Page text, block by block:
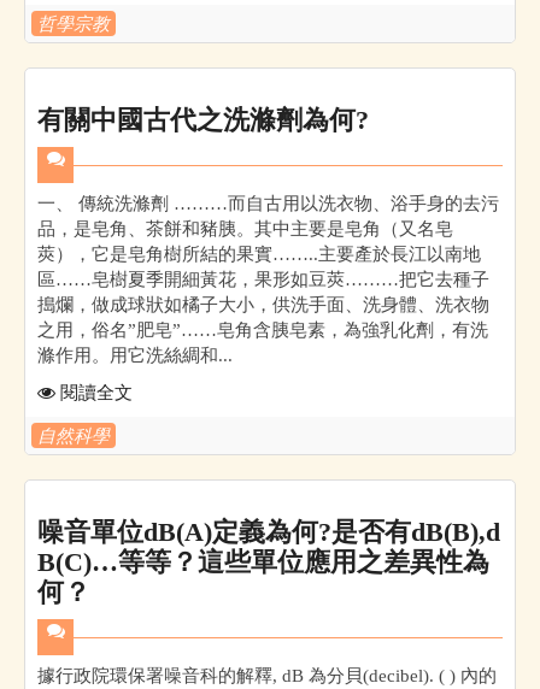
哲學宗教
有關中國古代之洗滌劑為何?
一、 傳統洗滌劑 ………而自古用以洗衣物、浴手身的去污
品，是皂角、茶餅和豬胰。其中主要是皂角（又名皂
莢），它是皂角樹所結的果實……..主要產於長江以南地
區……皂樹夏季開細黃花，果形如豆莢………把它去種子
搗爛，做成球狀如橘子大小，供洗手面、洗身體、洗衣物
之用，俗名”肥皂”……皂角含胰皂素，為強乳化劑，有洗
滌作用。用它洗絲綢和...
閱讀全文
自然科學
噪音單位dB(A)定義為何?是否有dB(B),d
B(C)…等等？這些單位應用之差異性為
何？
據行政院環保署噪音科的解釋, dB 為分貝(decibel). ( ) 內的